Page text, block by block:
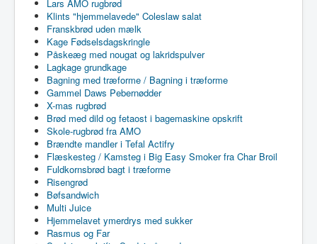
Lars AMO rugbrød
Klints "hjemmelavede" Coleslaw salat
Franskbrød uden mælk
Kage Fødselsdagskringle
Påskeæg med nougat og lakridspulver
Lagkage grundkage
Bagning med træforme / Bagning i træforme
Gammel Daws Pebernødder
X-mas rugbrød
Brød med dild og fetaost i bagemaskine opskrift
Skole-rugbrød fra AMO
Brændte mandler i Tefal Actifry
Flæskesteg / Kamsteg i Big Easy Smoker fra Char Broil
Fuldkornsbrød bagt i træforme
Risengrød
Bøfsandwich
Multi Juice
Hjemmelavet ymerdrys med sukker
Rasmus og Far